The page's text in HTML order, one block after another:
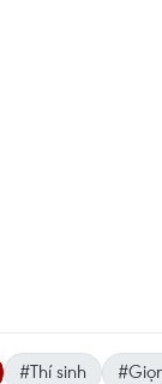
#Thí sinh